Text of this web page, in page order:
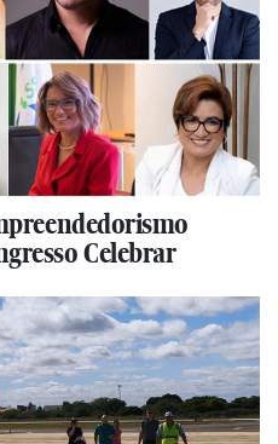
Celebrar